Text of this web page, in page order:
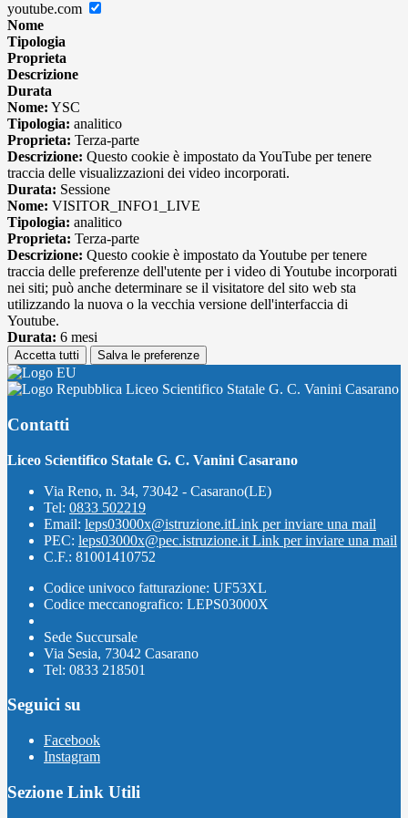
youtube.com
Nome
Tipologia
Proprieta
Descrizione
Durata
Nome: YSC
Tipologia: analitico
Proprieta: Terza-parte
Descrizione: Questo cookie è impostato da YouTube per tenere
traccia delle visualizzazioni dei video incorporati.
Durata: Sessione
Nome: VISITOR_INFO1_LIVE
Tipologia: analitico
Proprieta: Terza-parte
Descrizione: Questo cookie è impostato da Youtube per tenere
traccia delle preferenze dell'utente per i video di Youtube incorporati
nei siti; può anche determinare se il visitatore del sito web sta
utilizzando la nuova o la vecchia versione dell'interfaccia di
Youtube.
Durata: 6 mesi
Accetta tutti Salva le preferenze
Liceo Scientifico Statale G. C. Vanini Casarano
Contatti
Liceo Scientifico Statale G. C. Vanini Casarano
Via Reno, n. 34, 73042 - Casarano(LE)
Tel: 0833 502219
Email: leps03000x@istruzione.itLink per inviare una mail
PEC: leps03000x@pec.istruzione.it Link per inviare una mail
C.F.: 81001410752
Codice univoco fatturazione: UF53XL
Codice meccanografico: LEPS03000X
Sede Succursale
Via Sesia, 73042 Casarano
Tel: 0833 218501
Seguici su
Facebook
Instagram
Sezione Link Utili